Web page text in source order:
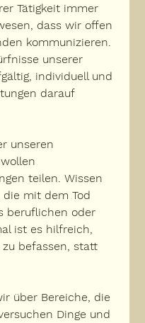
Tätigkeit immer
dass wir offen
kommunizieren.
unserer
individuell und
darauf
unseren
teilen. Wissen
mit dem Tod
beruflichen oder
ist es hilfreich,
befassen, statt
über Bereiche, die
Dinge und